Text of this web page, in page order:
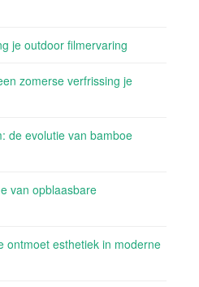
je outdoor filmervaring
zomerse verfrissing je
de evolutie van bamboe
van opblaasbare
ontmoet esthetiek in moderne